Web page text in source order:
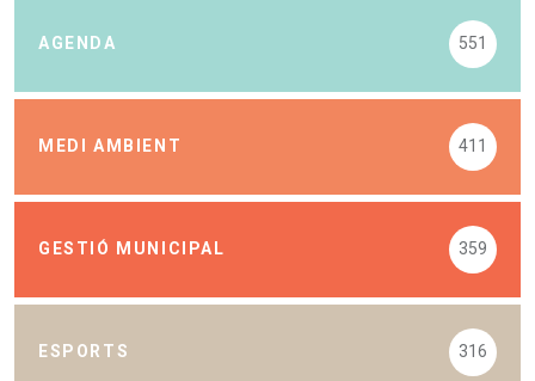
AGENDA 551
MEDI AMBIENT 411
GESTIÓ MUNICIPAL 359
ESPORTS 316